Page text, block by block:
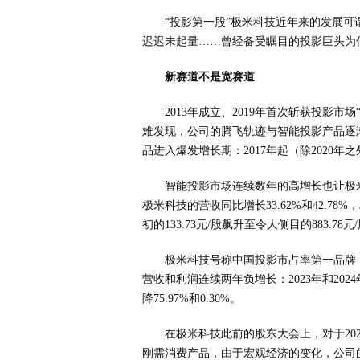
“投影第一股”极米科技近年来的发展
迟迟未起量……曾经备受瞩目的投影巨头为
新赛道不是宽赛道
2013年成立、2019年首次斩获投影市
难发现，公司的腾飞轨迹与智能投影产品
品进入爆发增长期：2017年起（除2020年
智能投影市场连续数年的高增长也让
极米科技的营收同比增长33.62%和42.78%
初的133.73元/股飙升至令人侧目的883.78元
极米科技号称中国投影市占率第一品
营收和利润连续两年负增长：2023年和
降75.97%和0.30%。
在极米科技此前的股东大会上，对于
刚需消费产品，由于宏观经济的变化，公